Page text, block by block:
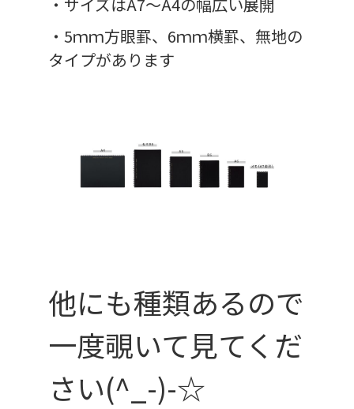
・サイズはA7～A4の幅広い展開
・5ｍｍ方眼罫、6ｍｍ横罫、無地の
タイプがあります
他にも種類あるので
一度覗いて見てくだ
さい(^_-)-☆